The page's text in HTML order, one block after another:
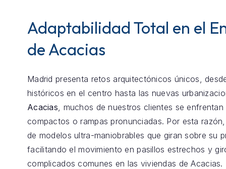
Adaptabilidad Total en el
de Acacias
Madrid presenta retos arquitectónicos únicos,
históricos en el centro hasta las nuevas
Acacias , muchos de nuestros clientes se
compactos o rampas pronunciadas. Por esta
de modelos ultra-maniobrables que giran sobre su
facilitando el movimiento en pasillos estrechos y
complicados comunes en las viviendas de Acacias.